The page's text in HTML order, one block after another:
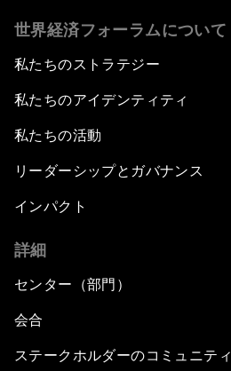
世界経済フォーラムについて
私たちのストラテジー
私たちのアイデンティティ
私たちの活動
リーダーシップとガバナンス
インパクト
詳細
センター（部門）
会合
ステークホルダーのコミュニティ